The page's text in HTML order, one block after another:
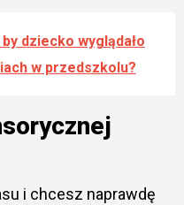
dziecko wyglądało
w przedszkolu?
i chcesz naprawdę